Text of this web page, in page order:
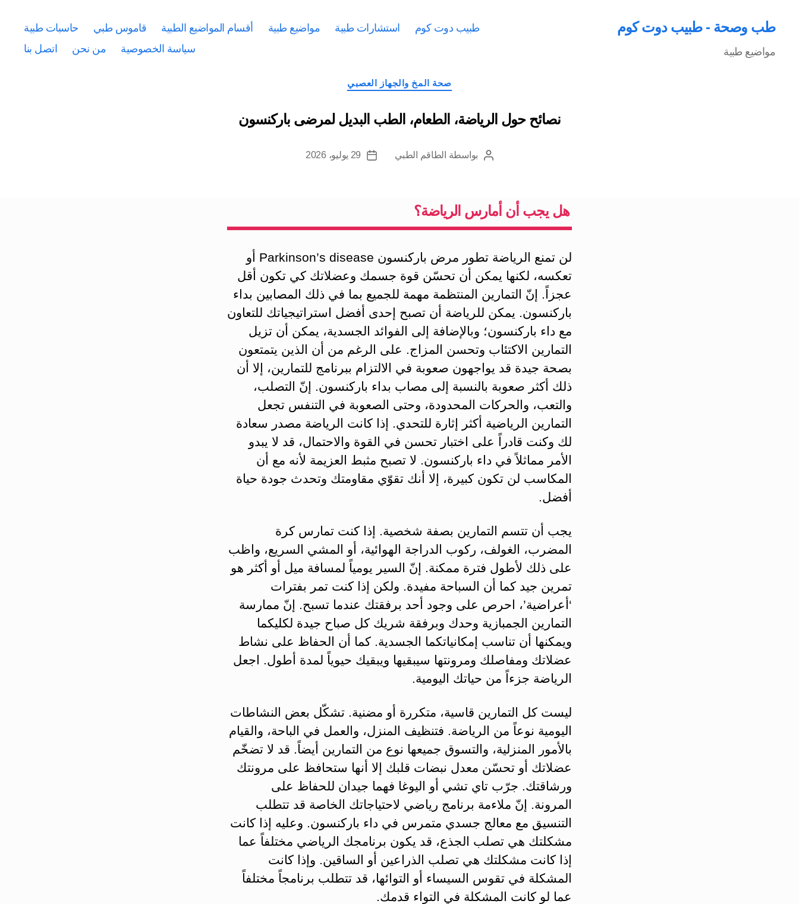
طب وصحة - طبيب دوت كوم
مواضيع طبية
طبيب دوت كوم استشارات طبية مواضيع طبية أقسام المواضيع الطبية قاموس طبي
حاسبات طبية
سياسة الخصوصية
من نحن اتصل بنا
التصنيفات
صحة المخ والجهاز العصبي
نصائح حول الرياضة، الطعام، الطب البديل لمرضى باركنسون
كاتببواسطة الطاقم الطبي
تاريخ29 يوليو، 2026
هل يجب أن أمارس الرياضة؟
لن تمنع الرياضة تطور مرض باركنسون Parkinson’s disease أو
تعكسه، لكنها يمكن أن تحسّن قوة جسمك وعضلاتك كي تكون أقل
عجزاً. إنّ التمارين المنتظمة مهمة للجميع بما في ذلك المصابين بداء
باركنسون. يمكن للرياضة أن تصبح إحدى أفضل استراتيجياتك للتعاون
مع داء باركنسون؛ وبالإضافة إلى الفوائد الجسدية، يمكن أن تزيل
التمارين الاكتئاب وتحسن المزاج. على الرغم من أن الذين يتمتعون
بصحة جيدة قد يواجهون صعوبة في الالتزام ببرنامج للتمارين، إلا أن
ذلك أكثر صعوبة بالنسبة إلى مصاب بداء باركنسون. إنّ التصلب،
والتعب، والحركات المحدودة، وحتى الصعوبة في التنفس تجعل
التمارين الرياضية أكثر إثارة للتحدي. إذا كانت الرياضة مصدر سعادة
لك وكنت قادراً على اختبار تحسن في القوة والاحتمال، قد لا يبدو
الأمر مماثلاً في داء باركنسون. لا تصبح مثبط العزيمة لأنه مع أن
المكاسب لن تكون كبيرة، إلا أنك تقوّي مقاومتك وتحدث جودة حياة
أفضل.
يجب أن تتسم التمارين بصفة شخصية. إذا كنت تمارس كرة
المضرب، الغولف، ركوب الدراجة الهوائية، أو المشي السريع، واظب
على ذلك لأطول فترة ممكنة. إنّ السير يومياً لمسافة ميل أو أكثر هو
تمرين جيد كما أن السباحة مفيدة. ولكن إذا كنت تمر بفترات
‘أعراضية’، احرص على وجود أحد برفقتك عندما تسبح. إنّ ممارسة
التمارين الجمبازية وحدك وبرفقة شريك كل صباح جيدة لكليكما
ويمكنها أن تناسب إمكانياتكما الجسدية. كما أن الحفاظ على نشاط
عضلاتك ومفاصلك ومرونتها سيبقيها ويبقيك حيوياً لمدة أطول. اجعل
الرياضة جزءاً من حياتك اليومية.
ليست كل التمارين قاسية، متكررة أو مضنية. تشكّل بعض النشاطات
اليومية نوعاً من الرياضة. فتنظيف المنزل، والعمل في الباحة، والقيام
بالأمور المنزلية، والتسوق جميعها نوع من التمارين أيضاً. قد لا تضخّم
عضلاتك أو تحسّن معدل نبضات قلبك إلا أنها ستحافظ على مرونتك
ورشاقتك. جرّب تاي تشي أو اليوغا فهما جيدان للحفاظ على
المرونة. إنّ ملاءمة برنامج رياضي لاحتياجاتك الخاصة قد تتطلب
التنسيق مع معالج جسدي متمرس في داء باركنسون. وعليه إذا كانت
مشكلتك هي تصلب الجذع، قد يكون برنامجك الرياضي مختلفاً عما
إذا كانت مشكلتك هي تصلب الذراعين أو الساقين. وإذا كانت
المشكلة في تقوس السيساء أو التوائها، قد تتطلب برنامجاً مختلفاً
عما لو كانت المشكلة في التواء قدمك.